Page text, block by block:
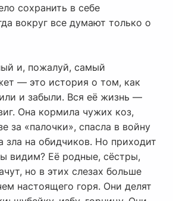
сохранить в себе
вокруг все думают только о
и, пожалуй, самый
— это история о том, как
и забыли. Вся её жизнь —
Она кормила чужих коз,
за «палочки», спасла в войну
зла на обидчиков. Но приходит
видим? Её родные, сёстры,
но в этих слезах больше
настоящего горя. Они делят